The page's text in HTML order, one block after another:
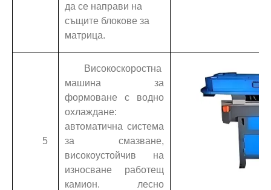
да се направи на
същите блокове за
матрица.
5
Високоскоростна
машина за
формоване с водно
охлаждане:
автоматична система
за смазване,
високоустойчив на
износване работещ
камион. лесно